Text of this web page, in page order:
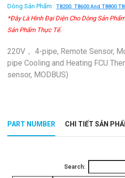
Dòng Sản Phẩm : T8200, T8600 And T8800
*Đây Là Hình Đại Diện Cho Dòng Sản
Sản Phẩm Thực Tế.
220V， 4-pipe, Remote Sensor,
pipe Cooling and Heating FCU
sensor, MODBUS)
PART NUMBER CHI TIẾT SẢN
Search: